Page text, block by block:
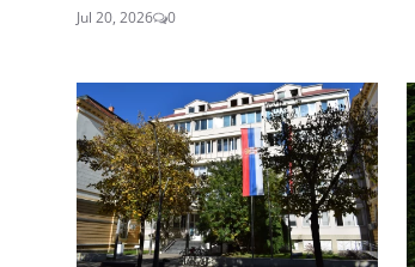
Jul 20, 2026 0